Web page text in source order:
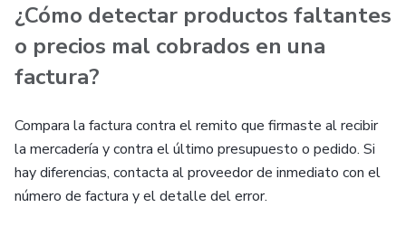
¿Cómo detectar productos faltantes
o precios mal cobrados en una
factura?
Compara la factura contra el remito que firmaste al recibir
la mercadería y contra el último presupuesto o pedido. Si
hay diferencias, contacta al proveedor de inmediato con el
número de factura y el detalle del error.